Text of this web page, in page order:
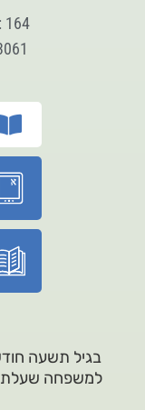
164
בגיל תשעה
למשפחה שעלתה